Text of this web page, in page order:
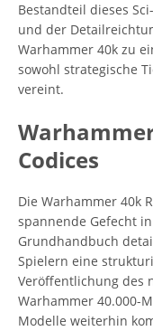
Bestandteil dieses
und der
Warhammer 40k zu
sowohl strategische
vereint.
Codices
Die Warhammer 40k
spannende Gefecht
Grundhandbuch
Spielern eine
Veröffentlichung des
Warhammer 40.000-
Modelle weiterhin